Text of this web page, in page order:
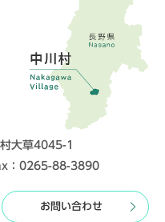
大草4045-1
：0265-88-3890
お問い合わせ